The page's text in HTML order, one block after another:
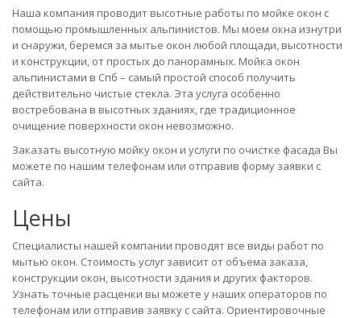
Наша компания проводит высотные работы по мойке окон с
помощью промышленных альпинистов. Мы моем окна изнутри
и снаружи, беремся за мытье окон любой площади, высотности
и конструкции, от простых до панорамных. Мойка окон
альпинистами в Спб – самый простой способ получить
действительно чистые стекла. Эта услуга особенно
востребована в высотных зданиях, где традиционное
очищение поверхности окон невозможно.
Заказать высотную мойку окон и услуги по очистке фасада Вы
можете по нашим телефонам или отправив форму заявки с
сайта.
Цены
Специалисты нашей компании проводят все виды работ по
мытью окон. Стоимость услуг зависит от объема заказа,
конструкции окон, высотности здания и других факторов.
Узнать точные расценки вы можете у наших операторов по
телефонам или отправив заявку с сайта. Ориентировочные